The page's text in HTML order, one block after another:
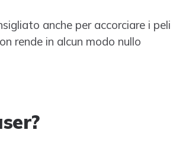
anche per accorciare i peli
rende in alcun modo nullo